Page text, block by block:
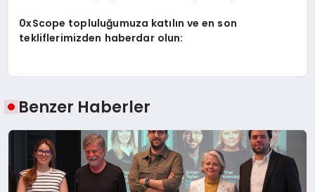
0xScope topluluğumuza katılın ve en son
tekliflerimizden haberdar olun:
Benzer Haberler